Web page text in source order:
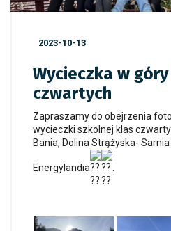
2023-10-13
Wycieczka w
czwartych
Zapraszamy do obejrzenia
wycieczki szkolnej klas
Bania, Dolina Strążyska-
Energylandia